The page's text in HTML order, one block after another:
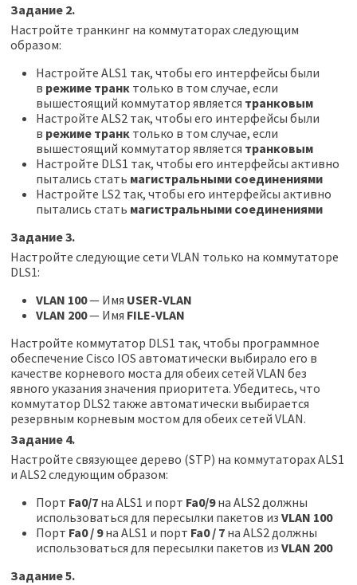
Задание 2.
Настройте транкинг на коммутаторах следующим
образом:
Настройте ALS1 так, чтобы его интерфейсы были
в режиме транк только в том случае, если
вышестоящий коммутатор является транковым
Настройте ALS2 так, чтобы его интерфейсы были
в режиме транк только в том случае, если
вышестоящий коммутатор является транковым
Настройте DLS1 так, чтобы его интерфейсы активно
пытались стать магистральными соединениями
Настройте LS2 так, чтобы его интерфейсы активно
пытались стать магистральными соединениями
Задание 3.
Настройте следующие сети VLAN только на коммутаторе
DLS1:
VLAN 100— Имя USER-VLAN
VLAN 200— Имя FILE-VLAN
Настройте коммутатор DLS1 так, чтобы программное
обеспечение Cisco IOS автоматически выбирало его в
качестве корневого моста для обеих сетей VLAN без
явного указания значения приоритета. Убедитесь, что
коммутатор DLS2 также автоматически выбирается
резервным корневым мостом для обеих сетей VLAN.
Задание 4.
Настройте связующее дерево (STP) на коммутаторах ALS1
и ALS2 следующим образом:
Порт Fa0/7на ALS1 и порт Fa0/9на ALS2 должны
использоваться для пересылки пакетов из VLAN 100
Порт Fa0 / 9на ALS1 и порт Fa0 / 7 на ALS2 должны
использоваться для пересылки пакетов из VLAN 200
Задание 5.